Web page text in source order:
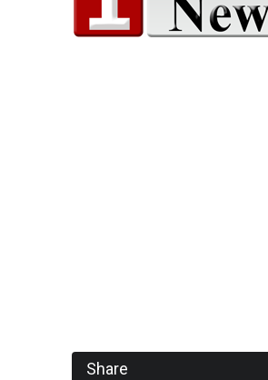
Share